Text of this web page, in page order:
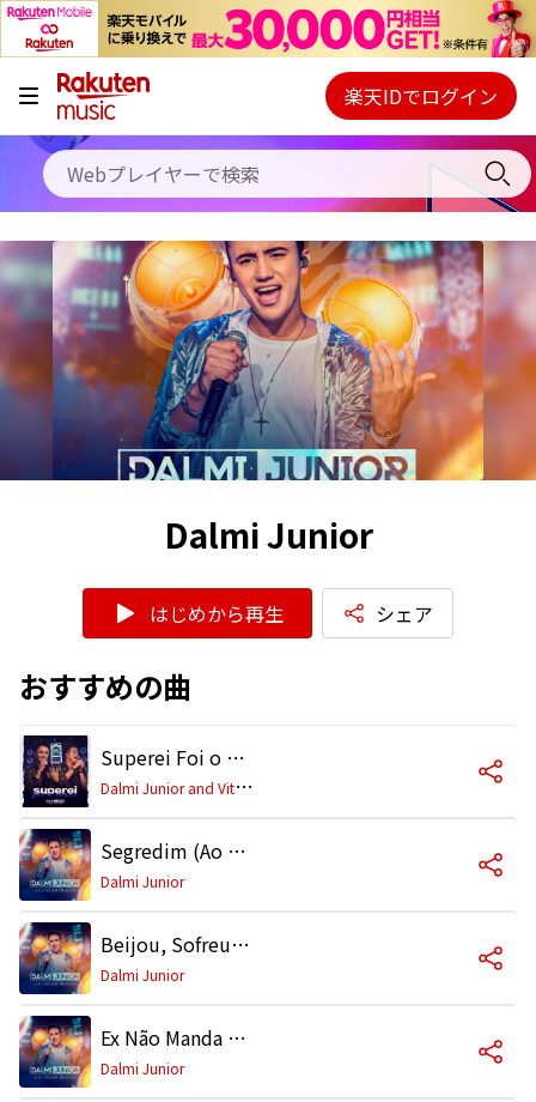
キャンペーン
料金プラン
使い方
初回30日間無料お試し
Webプレイヤー
ご契約内容の確認・変更
楽天IDでログイン
Dalmi Junior
はじめから再生 シェア
おすすめの曲
Superei Foi o Carai (Ao Vivo)
D
almi Junior and Vitor Fernandes
Segredim (Ao Vivo)
Dalmi Junior
Beijou, Sofreu (Ao Vivo)
Dalmi Junior
Ex Não Manda Mais (Ao Vivo)
Dalmi Junior